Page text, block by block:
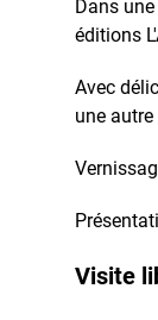
Dans
éditions
Avec
une
Visite